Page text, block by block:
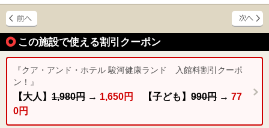
この施設で使える割引クーポン
『クア・アンド・ホテル 駿河健康ランド 入館料割引クーポ
ン！』
【大人】 1,980円 → 1,650円 【子ども】 990円 → 77
0円